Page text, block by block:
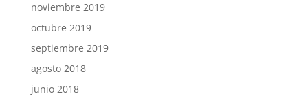
noviembre 2019
octubre 2019
septiembre 2019
agosto 2018
junio 2018